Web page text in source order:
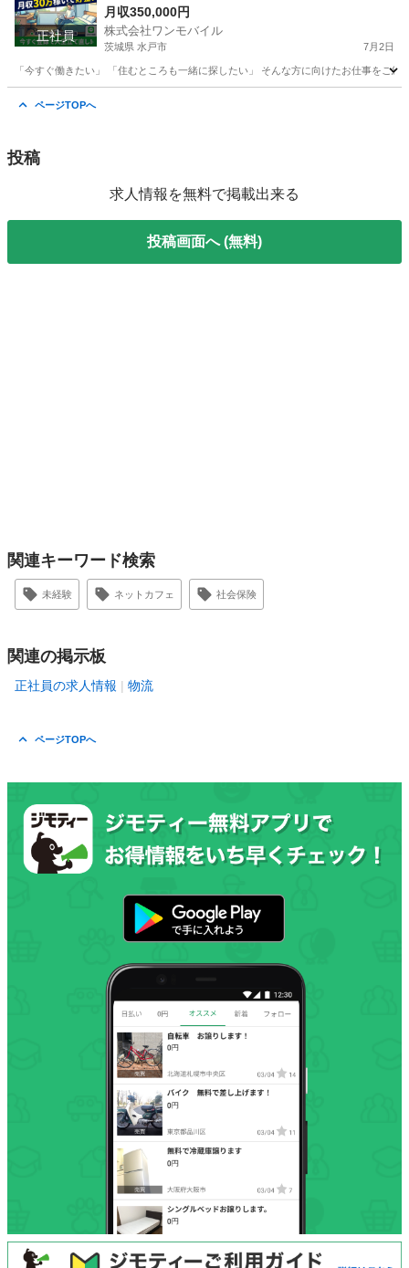
正社員
月収350,000円
株式会社ワンモバイル
茨城県 水戸市 7月2日
「今すぐ働きたい」 「住むところも一緒に探したい」 そんな方に向けたお仕事をご
ページTOPへ
投稿
求人情報を無料で掲載出来る
投稿画面へ (無料)
関連キーワード検索
未経験 ネットカフェ 社会保険
関連の掲示板
正社員の求人情報 物流
ページTOPへ